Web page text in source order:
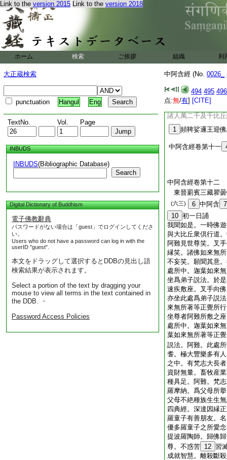
Link to the version 2015 Link to the version 2018
ホーム 検索 ご挨拶 組織 利
大正蔵検索
punctuation Hangul Eng
TextNo. Vol. Page
INBUDS
INBUDS(Bibliographic Database)
Search
Digital Dictionary of Buddhism
電子佛教辭典
パスワードがない場合は「guest」でログインしてくださ
い。
Users who do not have a password can log in with the
userID "guest".
本文をドラッグして選択するとDDBの見出し語
検索結果が表示されます。
Select a portion of the text by dragging your
mouse to view all terms in the text contained in
the DDB. ・
Password Access Policies
中阿含經 (No. 0026_
494 495 496
点:無/有] [CITE]
無欲。無欲已便得
生已盡。梵行已立
如眞。佛説此法時
邏。遠塵離垢。諸
是摩竭陀王洗尼頻
淨法斷疑度惑。更
有猶豫。已住果證
即從＊坐起稽首佛
於佛法及比丘衆。
塞。從今日始終身
是。摩竭陀王洗尼
諸人萬二千及千比
1 頻鞞娑邏王迎
中阿含經卷第十一
中阿含經卷第十二
東晉罽賓三藏瞿
(六三) 6 中阿含 7
10 初一日誦
我聞如是。一時佛
與大比丘衆倶行道
阿難見世尊笑。叉
縁笑。諸佛如來無
不妄笑。願聞其意
處所中。迦葉如來
坐爲弟子説法。於
速疾敷座。叉手向
亦坐此處爲弟子説
來無所著等正覺所
坐尊者阿難所敷之
處所中。迦葉如來
葉如來無所著等正
説法。阿難。此處
耆。極大豐樂多有
之中。有梵志大長
資財無量。畜牧産
種具足。阿難。梵
羅摩納。爲父母所
父母不絶種族生生
四典經。深達因縁
羅童子有善朋友。
優多羅童子之所愛
提波羅陶師。歸佛
尊。不惑苦 12 習
成就智慧。離殺斷